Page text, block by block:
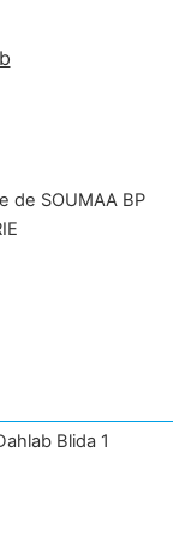
de SOUMAA BP
Blida 1